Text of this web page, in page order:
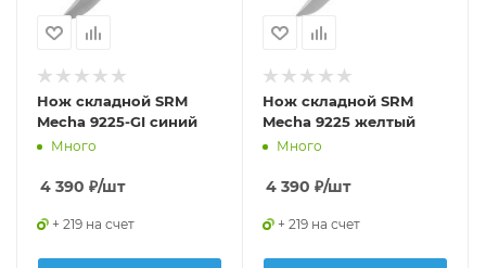
Нож складной SRM
Mecha 9225-GI синий
Много
4 390 ₽/шт
+ 219 на счет
Нож складной SRM
Mecha 9225 желтый
Много
4 390 ₽/шт
+ 219 на счет